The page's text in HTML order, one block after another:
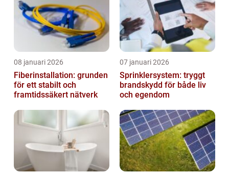
08 januari 2026
Fiberinstallation: grunden
för ett stabilt och
framtidssäkert nätverk
07 januari 2026
Sprinklersystem: tryggt
brandskydd för både liv
och egendom